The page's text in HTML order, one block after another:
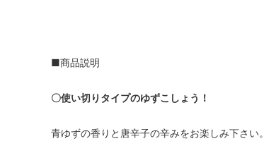
■商品説明
〇使い切りタイプのゆずこしょう！
青ゆずの香りと唐辛子の辛みをお楽しみ下さい。